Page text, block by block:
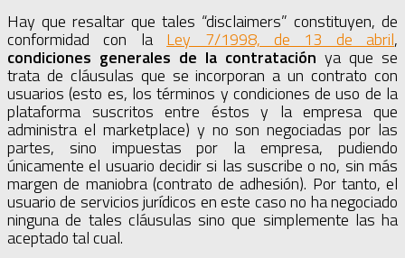
Hay que resaltar que tales “disclaimers” constituyen, de
conformidad con la Ley 7/1998, de 13 de abril,
condiciones generales de la contratación ya que se
trata de cláusulas que se incorporan a un contrato con
usuarios (esto es, los términos y condiciones de uso de la
plataforma suscritos entre éstos y la empresa que
administra el marketplace) y no son negociadas por las
partes, sino impuestas por la empresa, pudiendo
únicamente el usuario decidir si las suscribe o no, sin más
margen de maniobra (contrato de adhesión). Por tanto, el
usuario de servicios jurídicos en este caso no ha negociado
ninguna de tales cláusulas sino que simplemente las ha
aceptado tal cual.